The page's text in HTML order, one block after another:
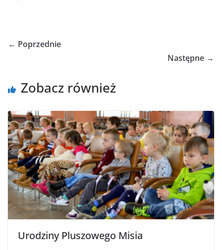
← Poprzednie
Następne →
Zobacz również
Urodziny Pluszowego Misia